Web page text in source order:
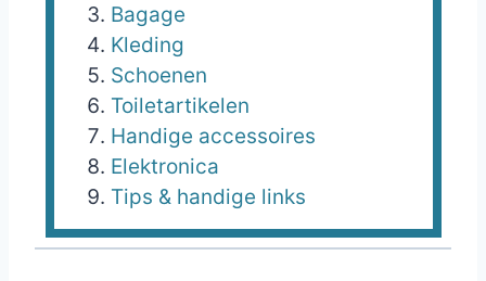
Bagage
Kleding
Schoenen
Toiletartikelen
Handige accessoires
Elektronica
Tips & handige links